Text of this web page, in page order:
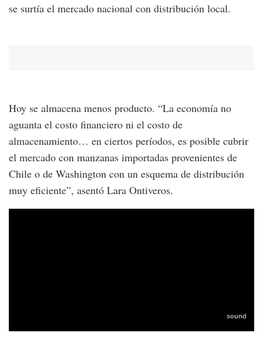
se surtía el mercado nacional con distribución local.
Hoy se almacena menos producto. “La economía no
aguanta el costo financiero ni el costo de
almacenamiento… en ciertos períodos, es posible cubrir
el mercado con manzanas importadas provenientes de
Chile o de Washington con un esquema de distribución
muy eficiente”, asentó Lara Ontiveros.